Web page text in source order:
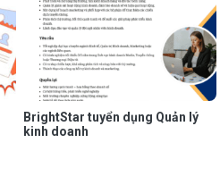
BrightStar tuyển dụng Quản lý
kinh doanh